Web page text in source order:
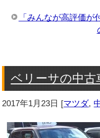
「みんなが高評価
ベリーサの中古
2017年1月23日 [マツダ,